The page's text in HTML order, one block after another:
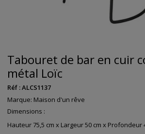
Tabouret de bar en cuir
métal Loïc
Réf :ALCS1137
Marque: Maison d'un rêve
Dimensions :
Hauteur 75,5 cm x Largeur 50 cm x Profondeur